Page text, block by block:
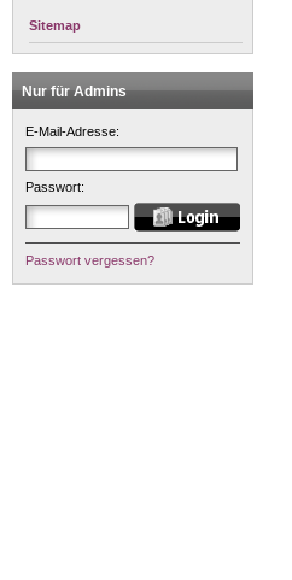
Sitemap
Nur für Admins
E-Mail-Adresse:
Passwort:
Passwort vergessen?